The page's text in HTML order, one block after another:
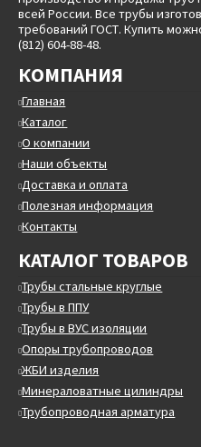
всей России. Все трубы
требований ГОСТ. Купить
(812) 604-88-48.
КОМПАНИЯ
Главная
Каталог
О компании
Наши объекты
Доставка и оплата
Полезная информация
Контакты
КАТАЛОГ ТОВАРОВ
Трубы стальные круглые
Трубы в ППУ
Трубы в ВУС изоляции
Опоры трубопроводов
ЖБИ изделия
Минераловатные цилиндры
Трубопроводная арматура